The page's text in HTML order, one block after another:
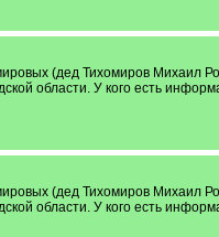
(дед Тихомиров Михаил
области. У кого есть
(дед Тихомиров Михаил
области. У кого есть